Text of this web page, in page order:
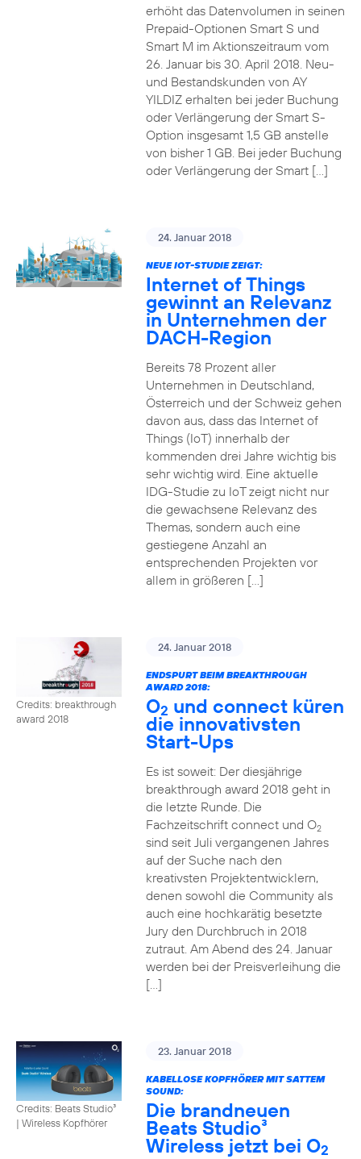
erhöht das Datenvolumen in seinen
Prepaid-Optionen Smart S und
Smart M im Aktionszeitraum vom
26. Januar bis 30. April 2018. Neu-
und Bestandskunden von AY
YILDIZ erhalten bei jeder Buchung
oder Verlängerung der Smart S-
Option insgesamt 1,5 GB anstelle
von bisher 1 GB. Bei jeder Buchung
oder Verlängerung der Smart […]
24. Januar 2018
NEUE IOT-STUDIE ZEIGT:
Internet of Things
gewinnt an Relevanz
in Unternehmen der
DACH-Region
Bereits 78 Prozent aller
Unternehmen in Deutschland,
Österreich und der Schweiz gehen
davon aus, dass das Internet of
Things (IoT) innerhalb der
kommenden drei Jahre wichtig bis
sehr wichtig wird. Eine aktuelle
IDG-Studie zu IoT zeigt nicht nur
die gewachsene Relevanz des
Themas, sondern auch eine
gestiegene Anzahl an
entsprechenden Projekten vor
allem in größeren […]
Credits: breakthrough
award 2018
24. Januar 2018
ENDSPURT BEIM BREAKTHROUGH
AWARD 2018:
O2 und connect küren
die innovativsten
Start-Ups
Es ist soweit: Der diesjährige
breakthrough award 2018 geht in
die letzte Runde. Die
Fachzeitschrift connect und O2
sind seit Juli vergangenen Jahres
auf der Suche nach den
kreativsten Projektentwicklern,
denen sowohl die Community als
auch eine hochkarätig besetzte
Jury den Durchbruch in 2018
zutraut. Am Abend des 24. Januar
werden bei der Preisverleihung die
[…]
Credits: Beats Studio³
| Wireless Kopfhörer
23. Januar 2018
KABELLOSE KOPFHÖRER MIT SATTEM
SOUND:
Die brandneuen
Beats Studio³
Wireless jetzt bei O2